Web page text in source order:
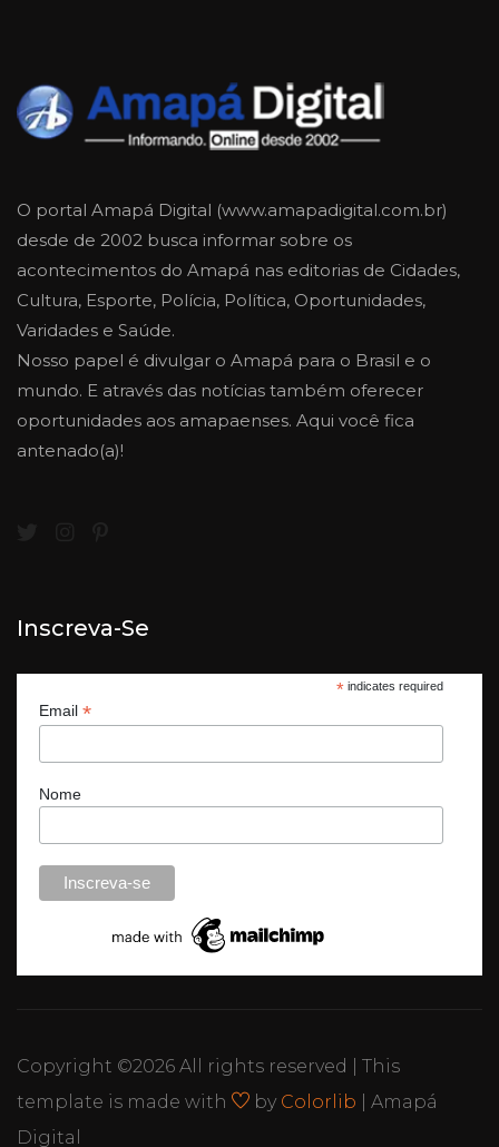
O portal Amapá Digital (www.amapadigital.com.br)
desde de 2002 busca informar sobre os
acontecimentos do Amapá nas editorias de Cidades,
Cultura, Esporte, Polícia, Política, Oportunidades,
Varidades e Saúde.
Nosso papel é divulgar o Amapá para o Brasil e o
mundo. E através das notícias também oferecer
oportunidades aos amapaenses. Aqui você fica
antenado(a)!
Inscreva-Se
*indicates required
Email *
Nome
Copyright ©2026 All rights reserved | This
template is made with
by Colorlib | Amapá
Digital